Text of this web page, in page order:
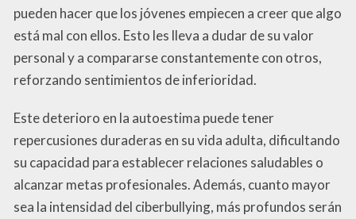
pueden hacer que los jóvenes empiecen a creer que algo
está mal con ellos. Esto les lleva a dudar de su valor
personal y a compararse constantemente con otros,
reforzando sentimientos de inferioridad.
Este deterioro en la autoestima puede tener
repercusiones duraderas en su vida adulta, dificultando
su capacidad para establecer relaciones saludables o
alcanzar metas profesionales. Además, cuanto mayor
sea la intensidad del ciberbullying, más profundos serán